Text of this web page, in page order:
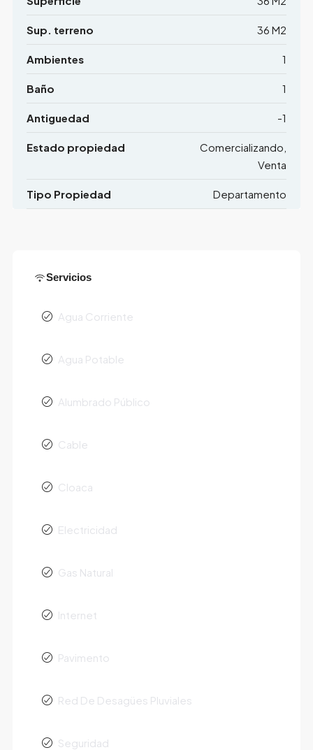
Sup. terreno 36 M2
Ambientes 1
Baño 1
Antiguedad -1
Estado propiedad
Comercializando,
Venta
Tipo Propiedad Departamento
Servicios
Agua Corriente
Agua Potable
Alumbrado Público
Cable
Cloaca
Electricidad
Gas Natural
Internet
Pavimento
Red De Desagües Pluviales
Seguridad